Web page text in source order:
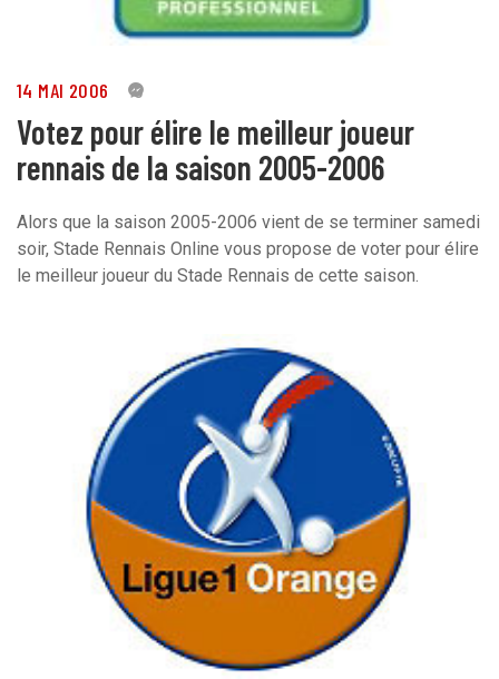
14 MAI 2006 0
Votez pour élire le meilleur joueur
rennais de la saison 2005-2006
Alors que la saison 2005-2006 vient de se terminer samedi
soir, Stade Rennais Online vous propose de voter pour élire
le meilleur joueur du Stade Rennais de cette saison.